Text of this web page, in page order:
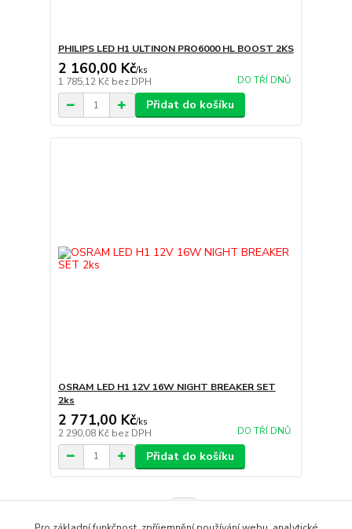
PHILIPS LED H1 ULTINON PRO6000 HL BOOST 2KS
2 160,00 Kč/ks
1 785,12 Kč bez DPH DO TŘÍ DNŮ
Přidat do košíku
OSRAM LED H1 12V 16W NIGHT BREAKER SET
2ks
2 771,00 Kč/ks
2 290,08 Kč bez DPH DO TŘÍ DNŮ
Přidat do košíku